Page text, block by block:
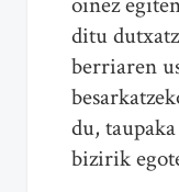
ditu
berriaren
du,
bizirik